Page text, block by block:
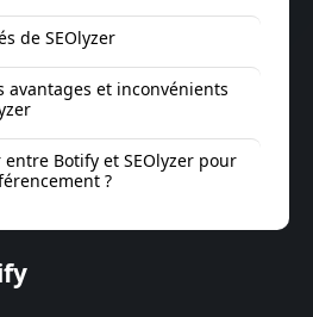
de SEOlyzer
avantages et inconvénients
Botify et SEOlyzer pour
?